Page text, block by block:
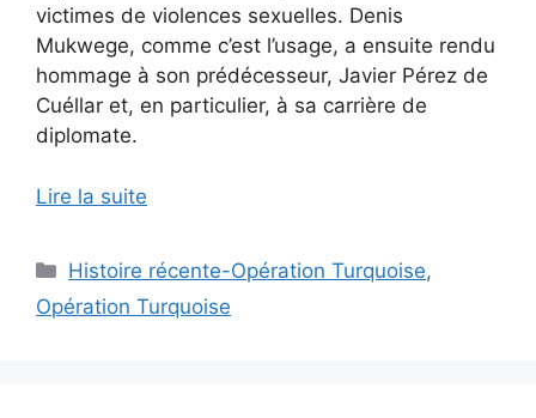
victimes de violences sexuelles. Denis
Mukwege, comme c’est l’usage, a ensuite rendu
hommage à son prédécesseur, Javier Pérez de
Cuéllar et, en particulier, à sa carrière de
diplomate.
Lire la suite
Catégories
Histoire récente-Opération Turquoise,
Opération Turquoise